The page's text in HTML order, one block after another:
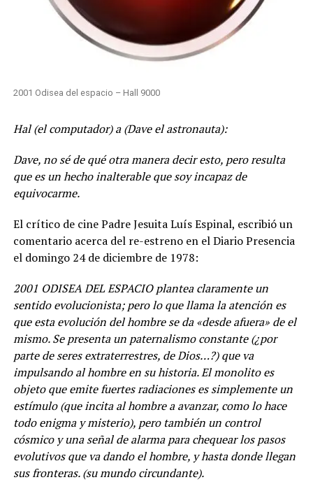
2001 Odisea del espacio – Hall 9000
Hal (el computador) a (Dave el astronauta):
Dave, no sé de qué otra manera decir esto, pero resulta
que es un hecho inalterable que soy incapaz de
equivocarme.
El crítico de cine Padre Jesuita Luís Espinal, escribió un
comentario acerca del re-estreno en el Diario Presencia
el domingo 24 de diciembre de 1978:
2001 ODISEA DEL ESPACIO plantea claramente un
sentido evolucionista; pero lo que llama la atención es
que esta evolución del hombre se da «desde afuera» de el
mismo. Se presenta un paternalismo constante (¿por
parte de seres extraterrestres, de Dios…?) que va
impulsando al hombre en su historia. El monolito es
objeto que emite fuertes radiaciones es simplemente un
estímulo (que incita al hombre a avanzar, como lo hace
todo enigma y misterio), pero también un control
cósmico y una señal de alarma para chequear los pasos
evolutivos que va dando el hombre, y hasta donde llegan
sus fronteras. (su mundo circundante).